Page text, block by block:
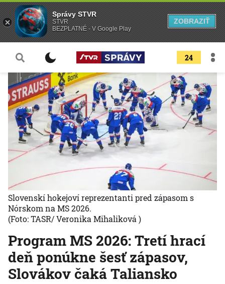
24
Program MS 2026: Tretí hrací
deň ponúkne šesť zápasov,
Slovákov čaká Taliansko
Slovenskí hokejoví reprezentanti pred zápasom s
Nórskom na MS 2026.
(Foto: TASR/ Veronika Mihaliková )
Správy STVR
STVR
BEZPLATNÉ - V Google Play
ZOBRAZIŤ